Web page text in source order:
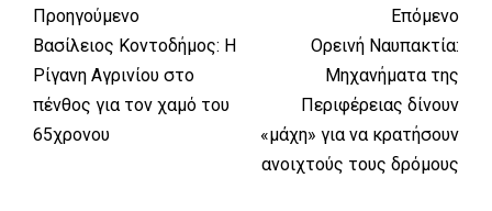
Προηγούμενο
Βασίλειος Κοντοδήμος: Η
Ρίγανη Αγρινίου στο
πένθος για τον χαμό του
65χρονου
Επόμενο
Ορεινή Ναυπακτία:
Μηχανήματα της
Περιφέρειας δίνουν
«μάχη» για να κρατήσουν
ανοιχτούς τους δρόμους